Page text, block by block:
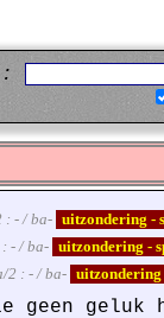
:
: - / ba- uitzondering -
- / ba- uitzondering -
2 : - / ba- uitzondering
geen geluk